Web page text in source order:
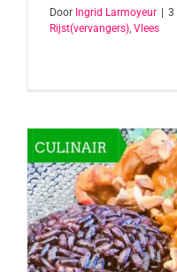
Door Ingrid Larmoyeur 3
Rijst(vervangers), Vlees